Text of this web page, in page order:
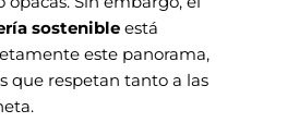
sostenible está
este panorama,
que respetan tanto a las